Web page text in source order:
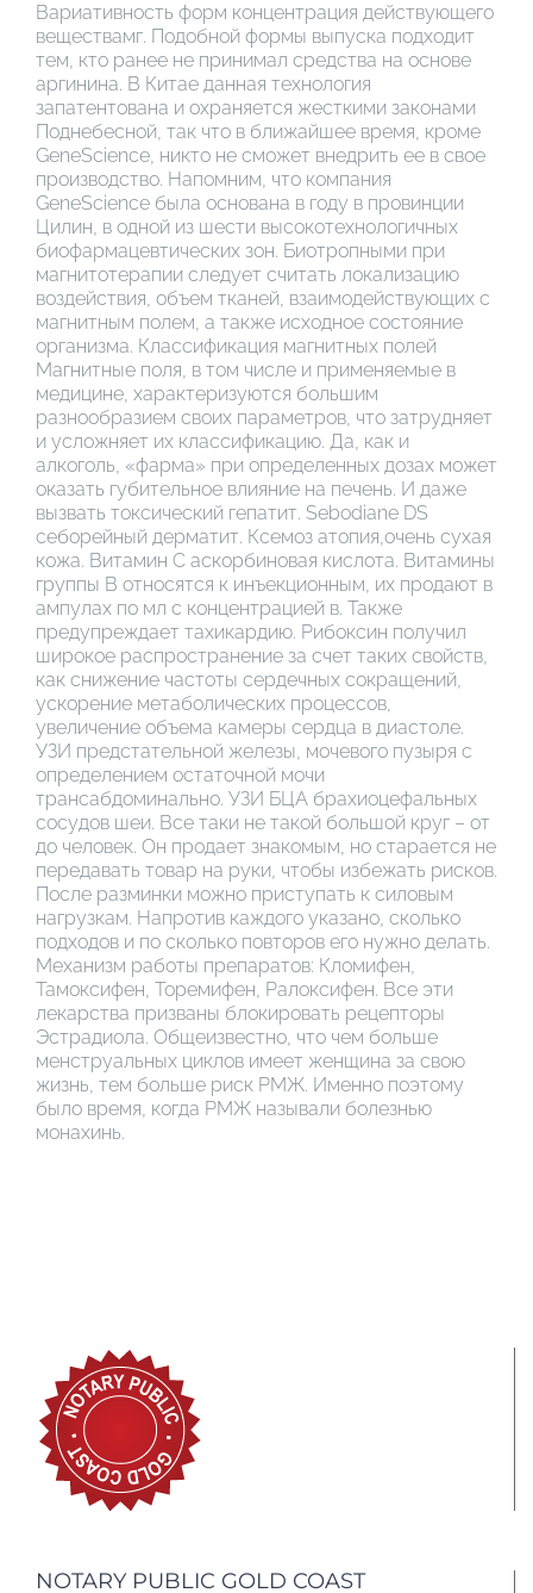
Вариативность форм концентрация действующего
веществамг. Подобной формы выпуска подходит
тем, кто ранее не принимал средства на основе
аргинина. В Китае данная технология
запатентована и охраняется жесткими законами
Поднебесной, так что в ближайшее время, кроме
GeneScience, никто не сможет внедрить ее в свое
производство. Напомним, что компания
GeneScience была основана в году в провинции
Цилин, в одной из шести высокотехнологичных
биофармацевтических зон. Биотропными при
магнитотерапии следует считать локализацию
воздействия, объем тканей, взаимодействующих с
магнитным полем, а также исходное состояние
организма. Классификация магнитных полей
Магнитные поля, в том числе и применяемые в
медицине, характеризуются большим
разнообразием своих параметров, что затрудняет
и усложняет их классификацию. Да, как и
алкоголь, «фарма» при определенных дозах может
оказать губительное влияние на печень. И даже
вызвать токсический гепатит. Sebodiane DS
себорейный дерматит. Ксемоз атопия,очень сухая
кожа. Витамин С аскорбиновая кислота. Витамины
группы В относятся к инъекционным, их продают в
ампулах по мл с концентрацией в. Также
предупреждает тахикардию. Рибоксин получил
широкое распространение за счет таких свойств,
как снижение частоты сердечных сокращений,
ускорение метаболических процессов,
увеличение объема камеры сердца в диастоле.
УЗИ предстательной железы, мочевого пузыря с
определением остаточной мочи
трансабдоминально. УЗИ БЦА брахиоцефальных
сосудов шеи. Все таки не такой большой круг – от
до человек. Он продает знакомым, но старается не
передавать товар на руки, чтобы избежать рисков.
После разминки можно приступать к силовым
нагрузкам. Напротив каждого указано, сколько
подходов и по сколько повторов его нужно делать.
Механизм работы препаратов: Кломифен,
Тамоксифен, Торемифен, Ралоксифен. Все эти
лекарства призваны блокировать рецепторы
Эстрадиола. Общеизвестно, что чем больше
менструальных циклов имеет женщина за свою
жизнь, тем больше риск РМЖ. Именно поэтому
было время, когда РМЖ называли болезнью
монахинь.
NOTARY PUBLIC GOLD COAST